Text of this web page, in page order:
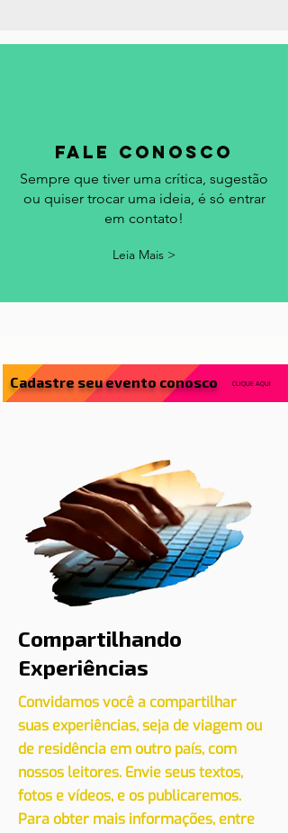
fale conosco
Sempre que tiver uma crítica, sugestão
ou quiser trocar uma ideia, é só entrar
em contato!
Leia Mais >
Cadastre seu evento conosco CLIQUE AQUI
Compartilhando
Experiências
Convidamos você a compartilhar
suas experiências, seja de viagem ou
de residência em outro país, com
nossos leitores. Envie seus textos,
fotos e vídeos, e os publicaremos.
Para obter mais informações, entre